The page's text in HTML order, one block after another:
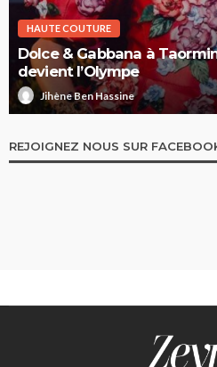
HAUTE COUTURE
Elie Saab Haute Couture
nuit comme territoire de
Jihène Ben Hassine
REJOIGNEZ NOUS SUR